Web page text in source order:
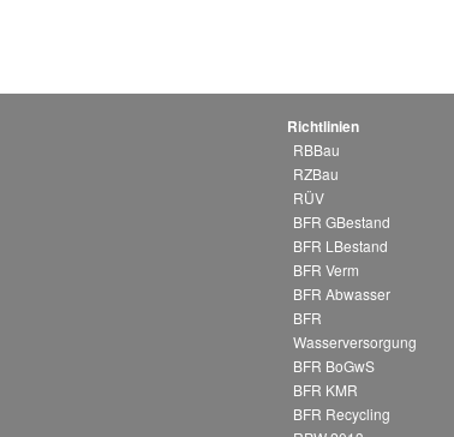
Richtlinien
RBBau
RZBau
RÜV
BFR GBestand
BFR LBestand
BFR Verm
BFR Abwasser
BFR
Wasserversorgung
BFR BoGwS
BFR KMR
BFR Recycling